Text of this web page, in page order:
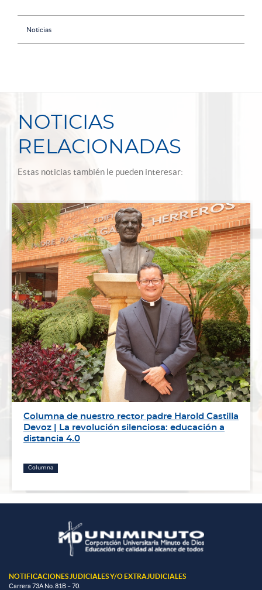
Noticias
NOTICIAS
RELACIONADAS
Estas noticias también le pueden interesar:
Columna de nuestro rector padre Harold Castilla
Devoz | La revolución silenciosa: educación a
distancia 4.0
Columna
NOTIFICACIONES JUDICIALES Y/O EXTRAJUDICIALES
Carrera 73A No. 81B – 70.